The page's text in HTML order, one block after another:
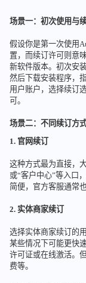
场景一：初次使用与
假设你是第一次使用
置，而续订许可则意
新软件版本。初次安
然后下载安装程序，
用户账户，选择续订
可。
场景二：不同续订方
1. 官网续订
这种方式最为直接，
或“客户中心”等入口
简便，官方客服通常
2. 实体商家续订
选择实体商家续订的
某些情况下可能更快
许可证或在线激活。
费等。